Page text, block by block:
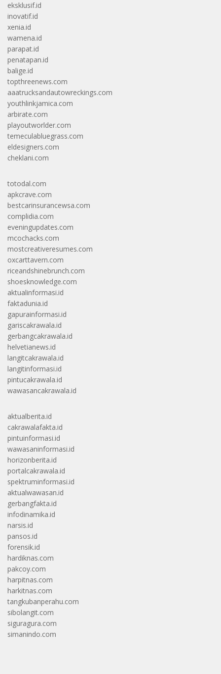
eksklusif.id
inovatif.id
xenia.id
wamena.id
parapat.id
penatapan.id
balige.id
topthreenews.com
aaatrucksandautowreckings.com
youthlinkjamica.com
arbirate.com
playoutworlder.com
temeculabluegrass.com
eldesigners.com
cheklani.com
totodal.com
apkcrave.com
bestcarinsurancewsa.com
complidia.com
eveningupdates.com
mcochacks.com
mostcreativeresumes.com
oxcarttavern.com
riceandshinebrunch.com
shoesknowledge.com
aktualinformasi.id
faktadunia.id
gapurainformasi.id
gariscakrawala.id
gerbangcakrawala.id
helvetianews.id
langitcakrawala.id
langitinformasi.id
pintucakrawala.id
wawasancakrawala.id
aktualberita.id
cakrawalafakta.id
pintuinformasi.id
wawasaninformasi.id
horizonberita.id
portalcakrawala.id
spektruminformasi.id
aktualwawasan.id
gerbangfakta.id
infodinamika.id
narsis.id
pansos.id
forensik.id
hardiknas.com
pakcoy.com
harpitnas.com
harkitnas.com
tangkubanperahu.com
sibolangit.com
siguragura.com
simanindo.com